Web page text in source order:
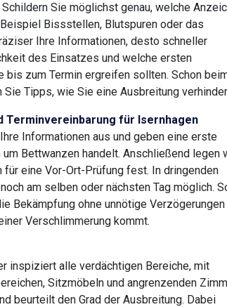
Sie möglichst genau, welche
Bissstellen, Blutspuren oder das
Ihre Informationen, desto schneller
des Einsatzes und welche ersten
bis zum Termin ergreifen sollten. Schon
Sie Tipps, wie Sie eine Ausbreitung
Terminvereinbarung für Isernhagen
Informationen aus und geben eine erste
Bettwanzen handelt. Anschließend legen
für eine Vor-Ort-Prüfung fest. In dringenden
am selben oder nächsten Tag möglich.
Bekämpfung ohne unnötige Verzögerungen
Verschlimmerung kommt.
inspiziert alle verdächtigen Bereiche, mit
Sitzmöbeln und angrenzenden
beurteilt den Grad der Ausbreitung. Dabei